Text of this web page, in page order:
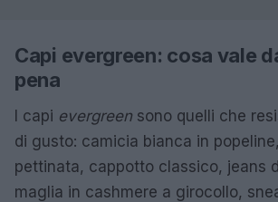
Capi evergreen: cosa vale
pena
I capi evergreen sono quelli che
di gusto: camicia bianca in
pettinata, cappotto classico, jeans
maglia in cashmere a girocollo,